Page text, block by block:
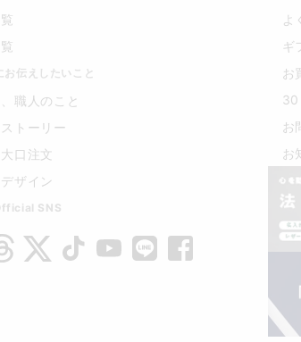
お伝えしたいこと
職人のこと
トーリー
口注文
ザイン
SNS
よ
ギ
お
30
お
お